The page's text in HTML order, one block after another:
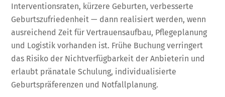
Interventionsraten, kürzere Geburten, verbesserte
Geburtszufriedenheit — dann realisiert werden, wenn
ausreichend Zeit für Vertrauensaufbau, Pflegeplanung
und Logistik vorhanden ist. Frühe Buchung verringert
das Risiko der Nichtverfügbarkeit der Anbieterin und
erlaubt pränatale Schulung, individualisierte
Geburtspräferenzen und Notfallplanung.